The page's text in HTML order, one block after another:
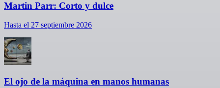
Martin Parr: Corto y dulce
Hasta el 27 septiembre 2026
El ojo de la máquina en manos humanas